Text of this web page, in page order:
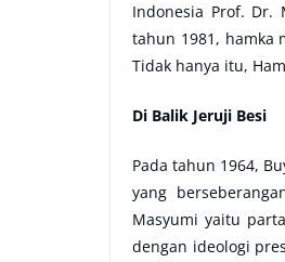
Indonesia Prof. Dr.
tahun 1981, hamka
Tidak hanya itu,
Di Balik Jeruji Besi
Pada tahun 1964,
yang
Masyumi yaitu
dengan ideologi